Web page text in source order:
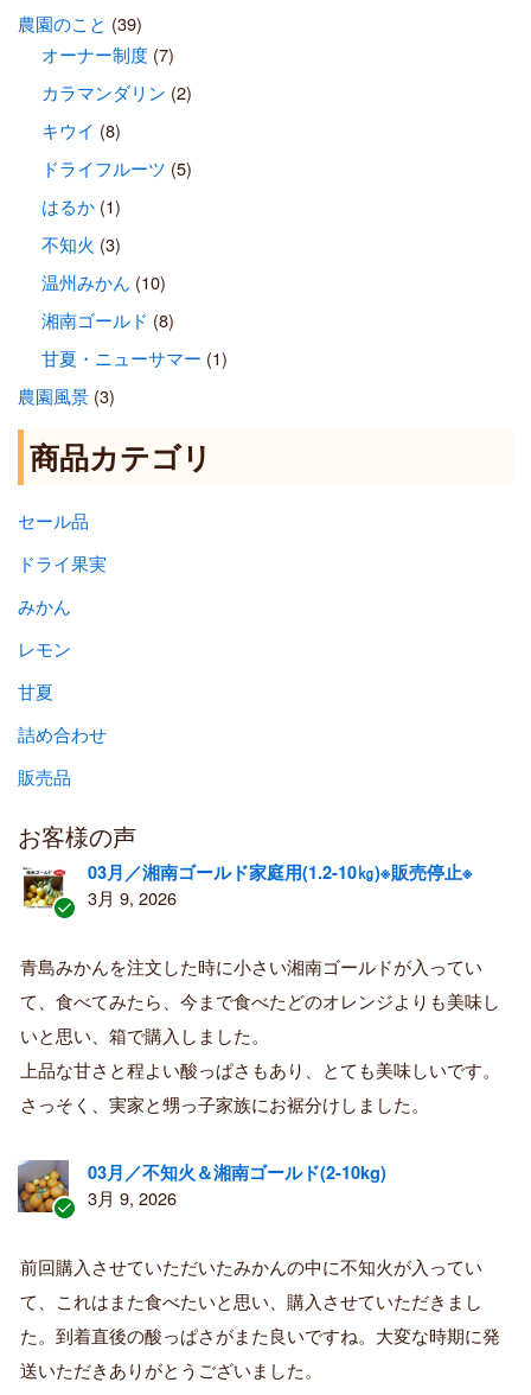
農園のこと (39)
オーナー制度(7)
カラマンダリン (2)
キウイ (8)
ドライフルーツ (5)
はるか(1)
不知火 (3)
温州みかん (10)
湘南ゴールド (8)
甘夏・ニューサマー (1)
農園風景(3)
商品カテゴリ
セール品
ドライ果実
みかん
レモン
甘夏
詰め合わせ
販売品
お客様の声
証
済
み
購
者
03月／湘南ゴールド家庭用(1.2-10㎏)※販売停止※
3月 9, 2026
青島みかんを注文した時に小さい湘南ゴールドが入ってい
て、食べてみたら、今まで食べたどのオレンジよりも美味し
いと思い、箱で購入しました。
上品な甘さと程よい酸っぱさもあり、とても美味しいです。
さっそく、実家と甥っ子家族にお裾分けしました。
証
済
み
購
者
03月／不知火＆湘南ゴールド(2-10kg)
3月 9, 2026
前回購入させていただいたみかんの中に不知火が入ってい
て、これはまた食べたいと思い、購入させていただきまし
た。到着直後の酸っぱさがまた良いですね。大変な時期に発
送いただきありがとうございました。